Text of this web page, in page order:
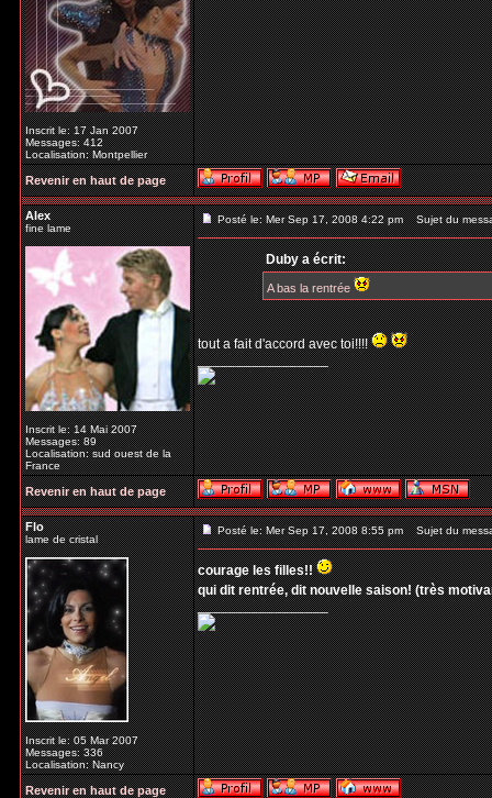
Inscrit le: 17 Jan 2007
Messages: 412
Localisation: Montpellier
Revenir en haut de page
Alex
fine lame
Inscrit le: 14 Mai 2007
Messages: 89
Localisation: sud ouest de la
France
Posté le: Mer Sep 17, 2008 4:22 pm Sujet du
Duby a écrit:
A bas la rentrée
tout a fait d'accord avec toi!!!!
_________________
Revenir en haut de page
Flo
lame de cristal
Inscrit le: 05 Mar 2007
Messages: 336
Localisation: Nancy
Posté le: Mer Sep 17, 2008 8:55 pm Sujet du
courage les filles!!
qui dit rentrée, dit nouvelle saison! (très
_________________
Revenir en haut de page